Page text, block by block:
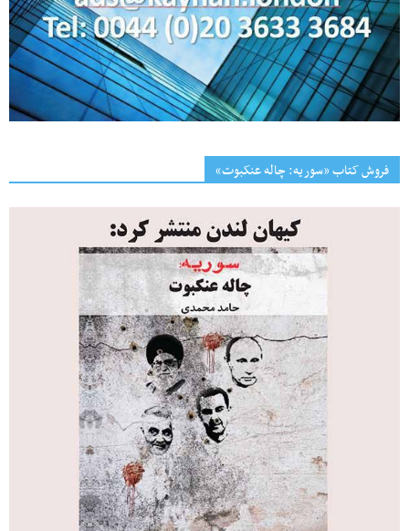
فروش کتاب «سوریه: چاله عنکبوت»